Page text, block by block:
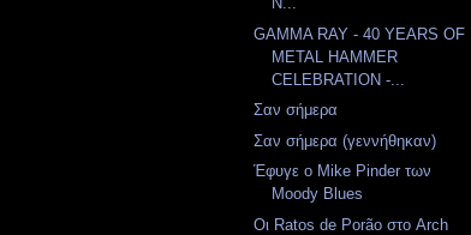
GAMMA RAY - 40 YEARS OF
METAL HAMMER
CELEBRATION -...
Σαν σήμερα
Σαν σήμερα (γεννήθηκαν)
Έφυγε ο Mike Pinder των
Moody Blues
Οι Ratos de Porão στο Arch